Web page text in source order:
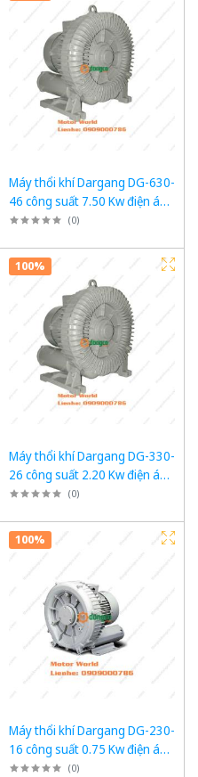
Máy thổi khí Dargang DG-630-
46 công suất 7.50 Kw điện áp
3 pha 380VAC, 50Hz
(0)
100%
Máy thổi khí Dargang DG-330-
26 công suất 2.20 Kw điện áp
3 pha 380VAC, 50Hz
(0)
100%
Máy thổi khí Dargang DG-230-
16 công suất 0.75 Kw điện áp
3 pha 380VAC, 50Hz
(0)